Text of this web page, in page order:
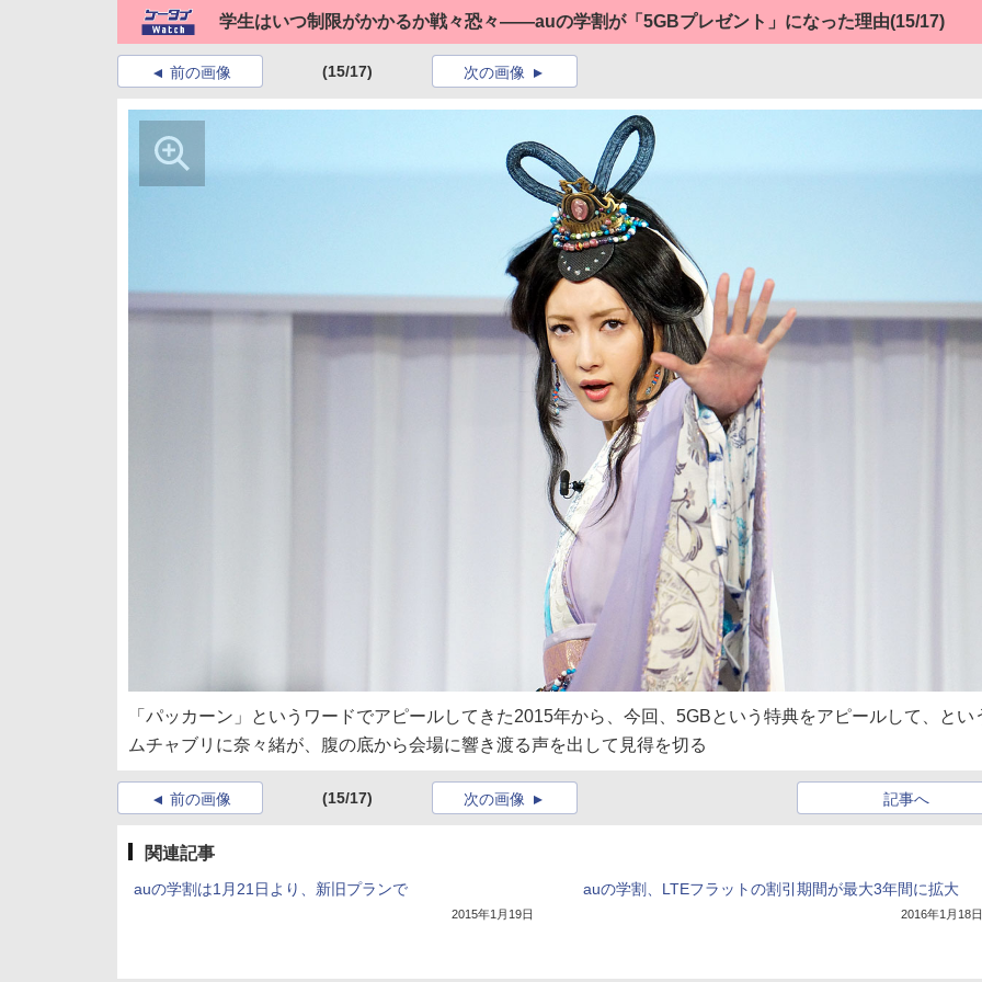
学生はいつ制限がかかるか戦々恐々――auの学割が「5GBプレゼント」になった理由(15/17)
前の画像 (15/17) 次の画像
「パッカーン」というワードでアピールしてきた2015年から、今回、5GBという特典をアピールして、とい
ムチャブリに奈々緒が、腹の底から会場に響き渡る声を出して見得を切る
前の画像 (15/17) 記事へ
次の画像
関連記事
auの学割は1月21日より、新旧プランで
2015年1月19日
auの学割、LTEフラットの割引期間が最大3年間に拡大
2016年1月18日